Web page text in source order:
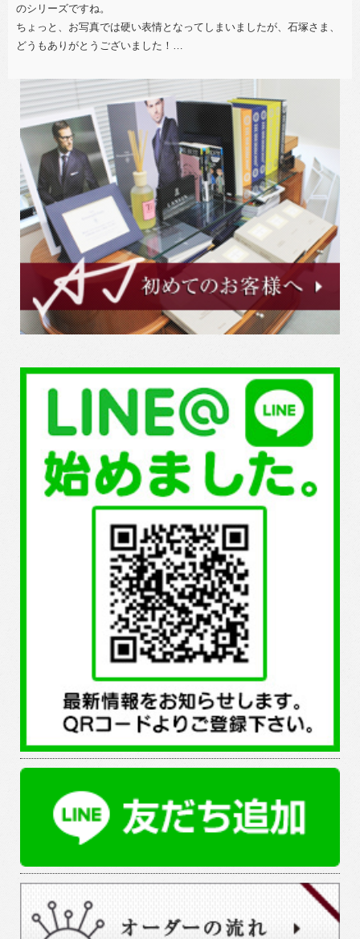
のシリーズですね。
ちょっと、お写真では硬い表情となってしまいましたが、石塚さま、
どうもありがとうございました！